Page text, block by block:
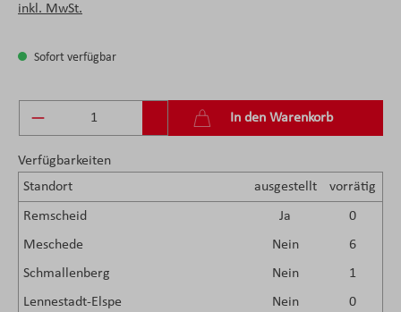
inkl. MwSt.
Sofort verfügbar
Produkt Anzahl: Gib den gewünschten Wert
In den Warenkorb
Verfügbarkeiten
Standort
ausgestellt vorrätig
Remscheid Ja
0
Meschede
Nein
6
Schmallenberg
Nein
1
Lennestadt-Elspe
Nein
0